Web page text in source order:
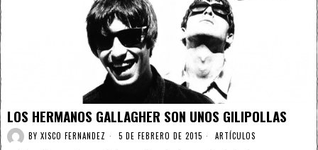
LOS HERMANOS GALLAGHER SON UNOS GILIPOLLAS
BY XISCO FERNANDEZ 5 DE FEBRERO DE 2015 ARTÍCULOS